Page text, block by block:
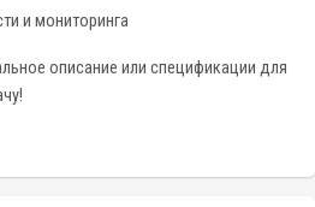
и мониторинга
описание или спецификации для